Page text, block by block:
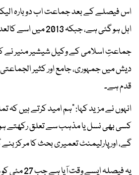
اس فیصلے کے بعد جماعت اب دوبارہ
اہل ہو گئی ہے، جبکہ 2013 میں اسے کالعدم قرار دیا گیا تھا۔
جماعتِ اسلامی کے وکیل شیشیر منیر نے
دیش میں جمہوری، جامع اور کثیر
قدم ہے۔
انہوں نے مزید کہا: "ہم امید کرتے ہیں کہ
کسی بھی نسل یا مذہب سے تعلق رکھتے
گے، اور پارلیمنٹ تعمیری بحث کا مرکز
یہ فیصلہ